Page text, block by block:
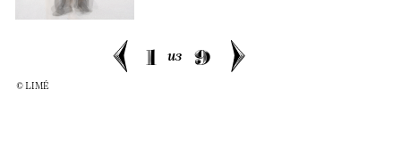
1 из 9
© LIMÉ